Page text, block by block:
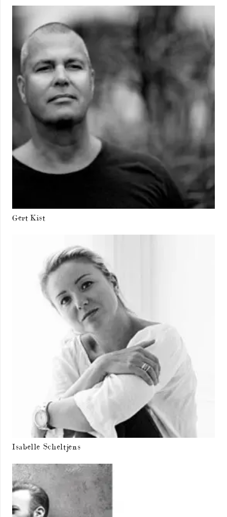
Gert Kist
Isabelle Scheltjens